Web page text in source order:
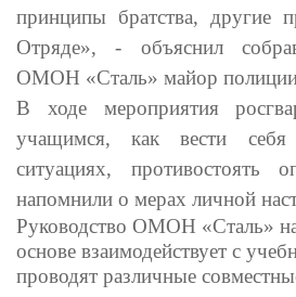
принципы братства, другие
Отряде», - объяснил
ОМОН «Сталь» майор
В ходе мероприятия
учащимся, как вести себя
ситуациях, противостоять
напомнили о мерах личной
Руководство ОМОН «Сталь»
основе взаимодействует с
проводят различные